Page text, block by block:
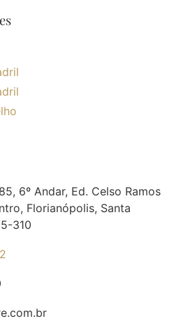
6º Andar, Ed. Celso Ramos
Florianópolis, Santa
310